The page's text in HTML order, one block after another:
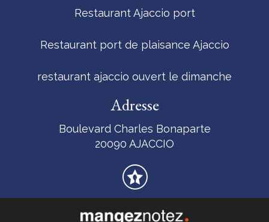
Restaurant Ajaccio port
Restaurant port de plaisance Ajaccio
restaurant ajaccio ouvert le dimanche
Adresse
Boulevard Charles Bonaparte
20090 AJACCIO